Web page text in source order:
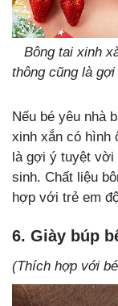
Bông tai xinh
thông cũng là
Nếu bé yêu nhà
xinh xắn có hình
là gợi ý tuyệt vời
sinh. Chất liệu
hợp với trẻ em
6. Giày búp
(Thích hợp với